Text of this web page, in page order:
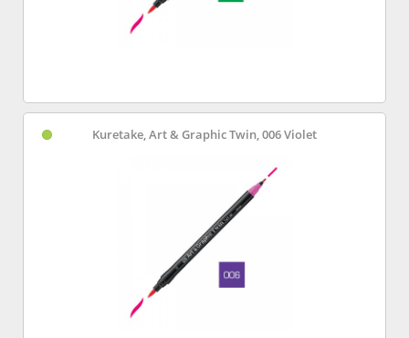
Kuretake, Art & Graphic Twin, 006 Violet